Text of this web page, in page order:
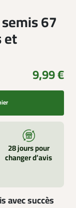
67
et
9,99 €
28 jours pour
changer d’avis
avec succès